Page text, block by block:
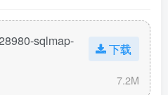
sqlmap-
下载
7.2M